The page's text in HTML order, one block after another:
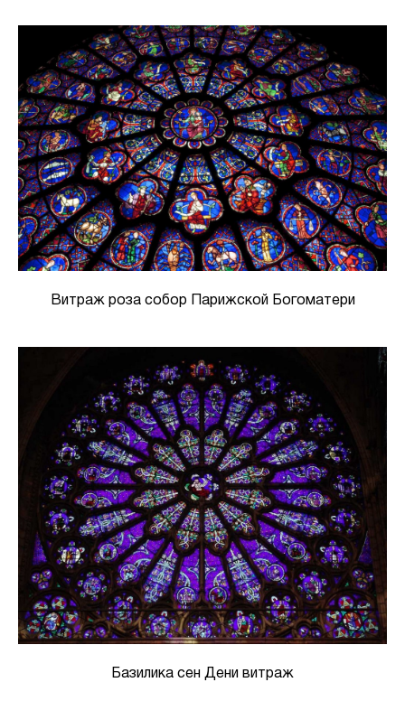
Витраж роза собор Парижской Богоматери
Базилика сен Дени витраж